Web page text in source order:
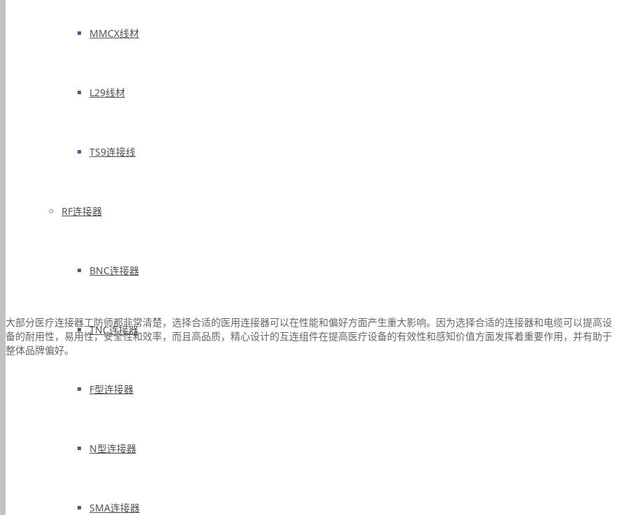
MMCX线材
L29线材
TS9连接线
RF连接器
BNC连接器
TNC连接器
F型连接器
N型连接器
SMA连接器
大部分医疗连接器工防师都非常清楚，选择合适的医用连接器可以在性能和偏好方面产生重大影响。因为选择合适的连接器和电缆可以提高设
备的耐用性，易用性，安全性和效率，而且高品质，精心设计的互连组件在提高医疗设备的有效性和感知价值方面发挥着重要作用，并有助于
整体品牌偏好。